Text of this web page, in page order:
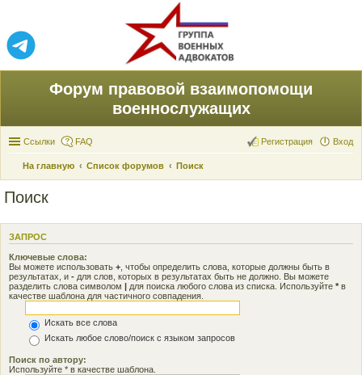
Форум правовой взаимопомощи
военнослужащих
Ссылки FAQ Вход
Регистрация
На главную Список форумов Поиск
Поиск
ЗАПРОС
Ключевые слова:
Вы можете использовать + , чтобы определить слова, которые должны быть в
результатах, и - для слов, которых в результатах быть не должно. Вы можете
разделить слова символом | для поиска любого слова из списка. Используйте * в
качестве шаблона для частичного совпадения.
Искать все слова
Искать любое слово/поиск с языком запросов
Поиск по автору:
Используйте * в качестве шаблона.